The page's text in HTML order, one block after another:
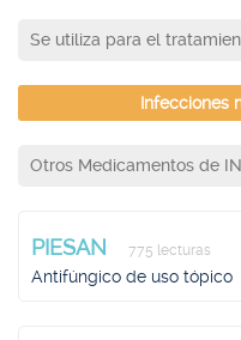
Se utiliza para el
Infecciones
Otros Medicamentos de
PIESAN 775 lecturas
Antifúngico de uso tópico